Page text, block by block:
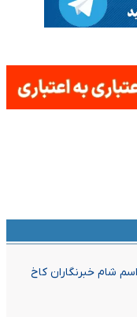
شام خبرنگاران کاخ